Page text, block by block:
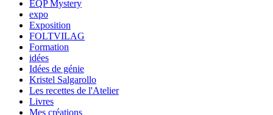
EQP Mystery
expo
Exposition
FOLTVILAG
Formation
idées
Idées de génie
Kristel Salgarollo
Les recettes de l'Atelier
Livres
Mes créations